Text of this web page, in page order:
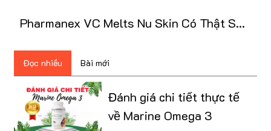
Pharmanex VC Melts Nu Skin Có Thật Sự
Đọc nhiều Bài mới
Đánh giá chi tiết thực tế
về Marine Omega 3